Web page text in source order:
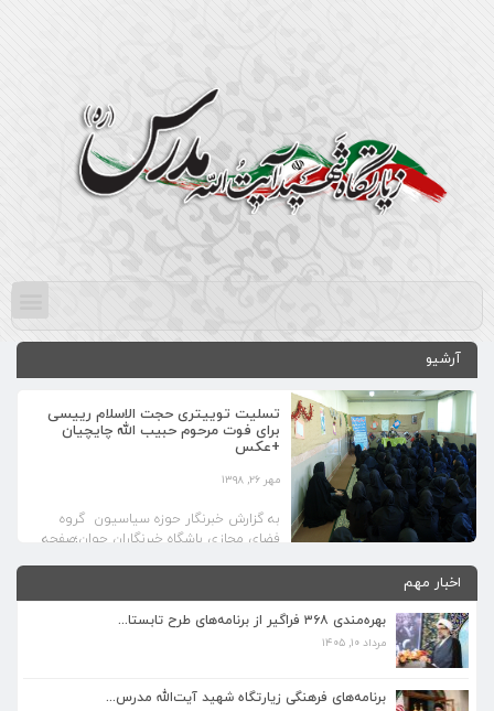
آرشیو
تسلیت توییتری حجت الاسلام رییسی
برای فوت مرحوم حبیب الله چایچیان
+عکس
مهر ۲۶, ۱۳۹۸
به گزارش خبرنگار حوزه سیاسیون گروه
فضای مجازی باشگاه خبرنگاران جوان؛صفحه
فوت شاعر اهل بیت کشورمان مرحوم حبیب
الله چایچیان متخلص به حسان را تسلیت
اخبار مهم
بهره‌مندی ۳۶۸ فراگیر از برنامه‌های طرح تابستا...
مرداد ۱۰, ۱۴۰۵
برنامه‌های فرهنگی زیارتگاه شهید آیت‌الله مدرس...